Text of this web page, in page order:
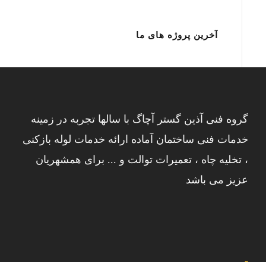
آخرین پروژه های ما
گروه فنی آذین گستر آچاگ با سالها تجربه در زمینه
خدمات فنی ساختمان آماده ارائه خدمات لوله بازکنی
، تخلیه چاه ، تعمیرات توالت و ... برای همشهریان
عزیز می باشد